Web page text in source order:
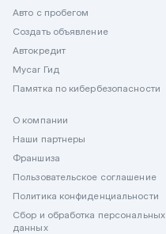
Авто с пробегом
Создать объявление
Автокредит
Mycar Гид
Памятка по кибербезопасности
О компании
Наши партнеры
Франшиза
Пользовательское соглашение
Политика конфиденциальности
Сбор и обработка персональных
данных